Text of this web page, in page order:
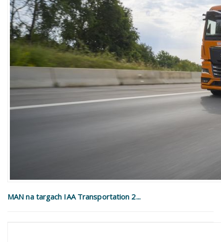
MAN na targach IAA Transportation 2...